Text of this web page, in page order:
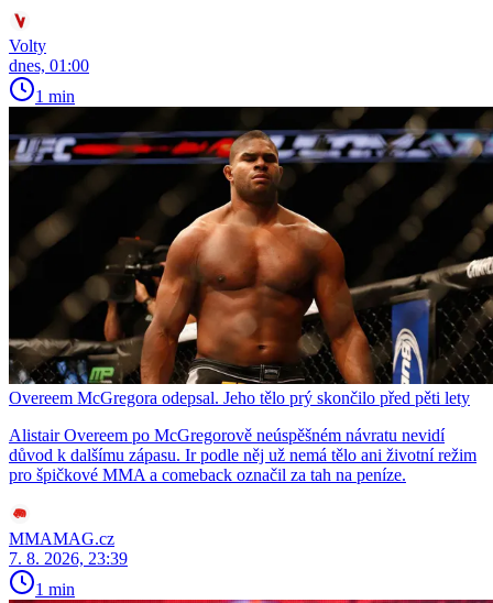
Volty
dnes, 01:00
1 min
Overeem McGregora odepsal. Jeho tělo prý skončilo před pěti lety
Alistair Overeem po McGregorově neúspěšném návratu nevidí
důvod k dalšímu zápasu. Ir podle něj už nemá tělo ani životní režim
pro špičkové MMA a comeback označil za tah na peníze.
MMAMAG.cz
7. 8. 2026, 23:39
1 min